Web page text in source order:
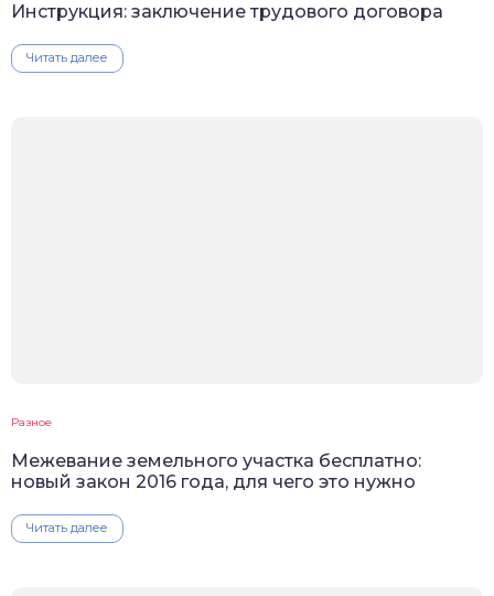
Инструкция: заключение трудового договора
Читать далее
Разное
Межевание земельного участка бесплатно:
новый закон 2016 года, для чего это нужно
Читать далее